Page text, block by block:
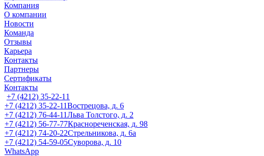
Компания
О компании
Новости
Команда
Отзывы
Карьера
Контакты
Партнеры
Сертификаты
Контакты
+7 (4212) 35-22-11
+7 (4212) 35-22-11Вострецова, д. 6
+7 (4212) 76-44-11Льва Толстого, д. 2
+7 (4212) 56-77-77Краснореченская, д. 98
+7 (4212) 74-20-22Стрельникова, д. 6а
+7 (4212) 54-59-05Суворова, д. 10
WhatsApp